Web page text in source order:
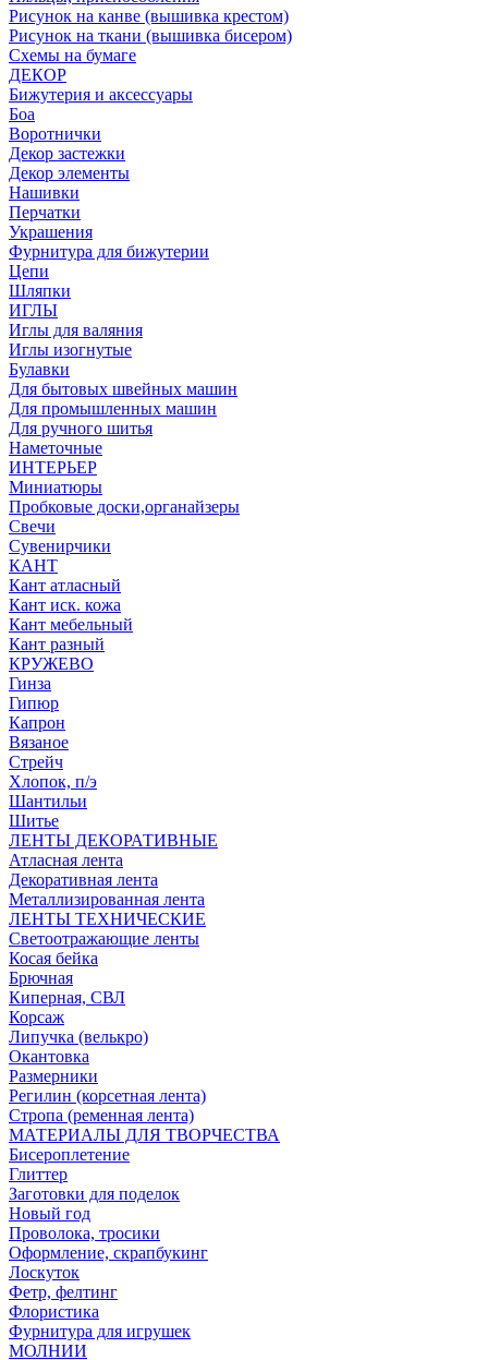
Рисунок на канве (вышивка крестом)
Рисунок на ткани (вышивка бисером)
Схемы на бумаге
ДЕКОР
Бижутерия и аксессуары
Боа
Воротнички
Декор застежки
Декор элементы
Нашивки
Перчатки
Украшения
Фурнитура для бижутерии
Цепи
Шляпки
ИГЛЫ
Иглы для валяния
Иглы изогнутые
Булавки
Для бытовых швейных машин
Для промышленных машин
Для ручного шитья
Наметочные
ИНТЕРЬЕР
Миниатюры
Пробковые доски,органайзеры
Свечи
Сувенирчики
КАНТ
Кант атласный
Кант иск. кожа
Кант мебельный
Кант разный
КРУЖЕВО
Гинза
Гипюр
Капрон
Вязаное
Стрейч
Хлопок, п/э
Шантильи
Шитье
ЛЕНТЫ ДЕКОРАТИВНЫЕ
Атласная лента
Декоративная лента
Металлизированная лента
ЛЕНТЫ ТЕХНИЧЕСКИЕ
Светоотражающие ленты
Косая бейка
Брючная
Киперная, СВЛ
Корсаж
Липучка (велькро)
Окантовка
Размерники
Регилин (корсетная лента)
Стропа (ременная лента)
МАТЕРИАЛЫ ДЛЯ ТВОРЧЕСТВА
Бисероплетение
Глиттер
Заготовки для поделок
Новый год
Проволока, тросики
Оформление, скрапбукинг
Лоскуток
Фетр, фелтинг
Флористика
Фурнитура для игрушек
МОЛНИИ